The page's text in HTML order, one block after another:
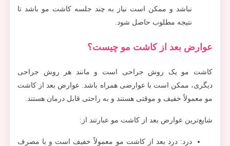
نباشد و ممکن است نیاز به چند جلسه کاشت مو باشد تا
نتیجه مطلوب حاصل شود.
عوارض بعد از کاشت مو چیست؟
کاشت مو یک روش جراحی است و مانند هر روش جراحی
دیگری، ممکن است با عوارضی همراه باشد. عوارض بعد از کاشت
مو معمولاً خفیف و موقتی هستند و به راحتی قابل درمان هستند.
شایع‌ترین عوارض بعد از کاشت مو عبارتند از:
درد: درد بعد از کاشت مو معمولاً خفیف است و با مصرف